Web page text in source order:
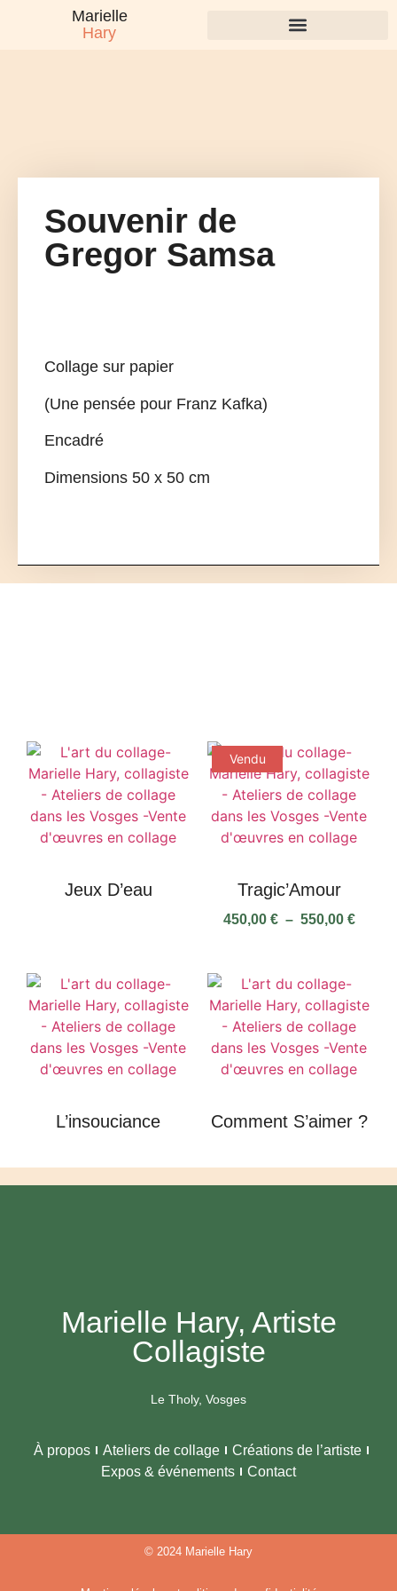
Marielle
Hary
Souvenir de
Gregor Samsa
Collage sur papier
(Une pensée pour Franz Kafka)
Encadré
Dimensions 50 x 50 cm
Jeux D’eau
Vendu
Tragic’Amour
450,00 € – 550,00 €
L’insouciance Comment S’aimer ?
Marielle Hary, Artiste
Collagiste
Le Tholy, Vosges
À propos Ateliers de collage
Créations de l’artiste
Expos & événements
Contact
© 2024 Marielle Hary